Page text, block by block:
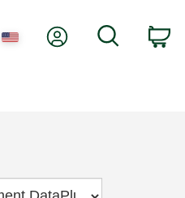
我的账户